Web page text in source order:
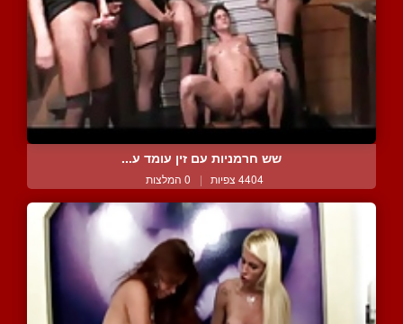
שש חרמניות עם זין עומד ע...
4404 צפיות | 0 המלצות